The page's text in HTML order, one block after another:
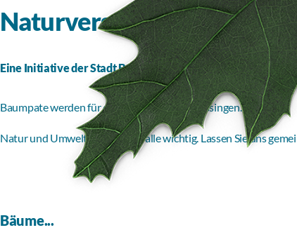
Naturversum -
Eine Initiative der Stadt Bad Kissingen
Baumpate werden für ein naturnahes Bad Kissingen.
Natur und Umwelt sind für uns alle wichtig. Lassen Sie uns
Bäume...